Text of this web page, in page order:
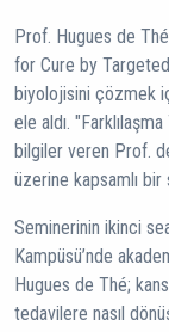
Prof. Hugues de
for Cure by Targeted
biyolojisini çözmek
ele aldı.
bilgiler veren Prof.
üzerine kapsamlı
Seminerinin ikinci
Kampüsü’nde
Hugues de Thé;
tedavilere nasıl